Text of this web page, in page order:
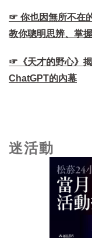
☞ 你也因無所不在
教你聰明思辨、掌
☞《天才的野心》
ChatGPT的內幕
迷活動